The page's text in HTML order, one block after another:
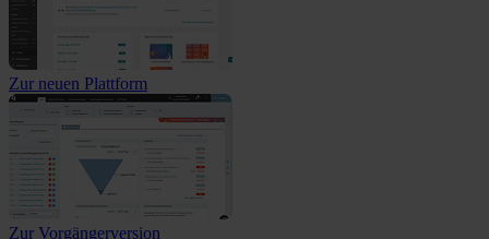
Zur neuen Plattform
Zur Vorgängerversion